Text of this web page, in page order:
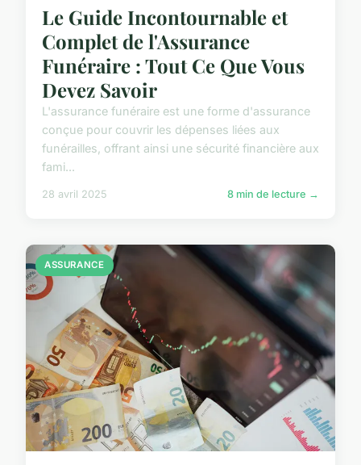
Le Guide Incontournable et
Complet de l'Assurance
Funéraire : Tout Ce Que Vous
Devez Savoir
L'assurance funéraire est une forme d'assurance
conçue pour couvrir les dépenses liées aux
funérailles, offrant ainsi une sécurité financière aux
fami...
28 avril 2025 8 min de lecture →
ASSURANCE